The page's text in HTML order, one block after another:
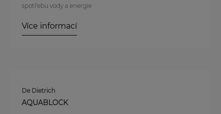
spotřebu vody a energie
Více informací
De Dietrich
AQUABLOCK